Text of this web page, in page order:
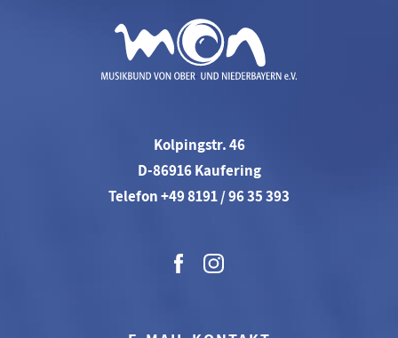
Kolpingstr. 46
D-86916 Kaufering
Telefon +49 8191 / 96 35 393